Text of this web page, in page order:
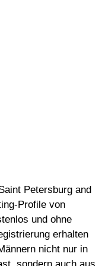
Petersburg and
Profile von
und ohne
erhalten
nicht nur in